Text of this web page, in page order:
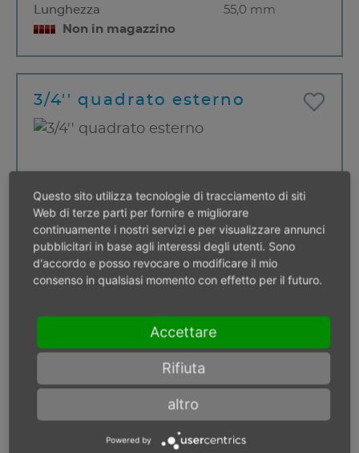
Lunghezza
55,0 mm
Non in magazzino
3/4'' quadrato esterno
Lunghezza
62,0 mm
3/4'' quadrato esterno
Questo sito utilizza tecnologie di tracciamento di siti
Web di terze parti per fornire e migliorare
continuamente i nostri servizi e per visualizzare annunci
pubblicitari in base agli interessi degli utenti. Sono
d'accordo e posso revocare o modificare il mio
consenso in qualsiasi momento con effetto per il futuro.
Accettare
Rifiuta
altro
Powered by